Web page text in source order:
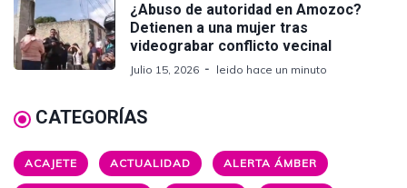
¿Abuso de autoridad en Amozoc?
Detienen a una mujer tras
videograbar conflicto vecinal
Julio 15, 2026 leido hace un minuto
CATEGORÍAS
ACAJETE ACTUALIDAD ALERTA ÁMBER